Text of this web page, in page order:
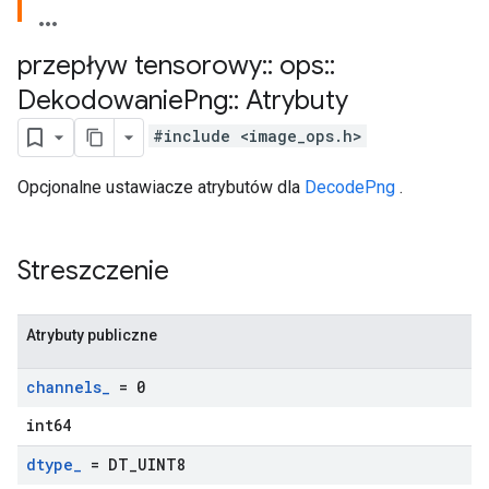
przepływ tensorowy:: ops::
DekodowaniePng:: Atrybuty
#include <image_ops.h>
Opcjonalne ustawiacze atrybutów dla DecodePng .
Streszczenie
Atrybuty publiczne
channels_ = 0
int64
dtype_ = DT UINT8